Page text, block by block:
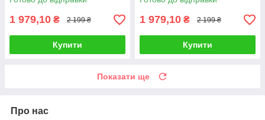
1 979,10 ₴ 2 199 ₴
Купити
1 979,10 ₴ 2 199 ₴
Купити
Показати ще
Про нас